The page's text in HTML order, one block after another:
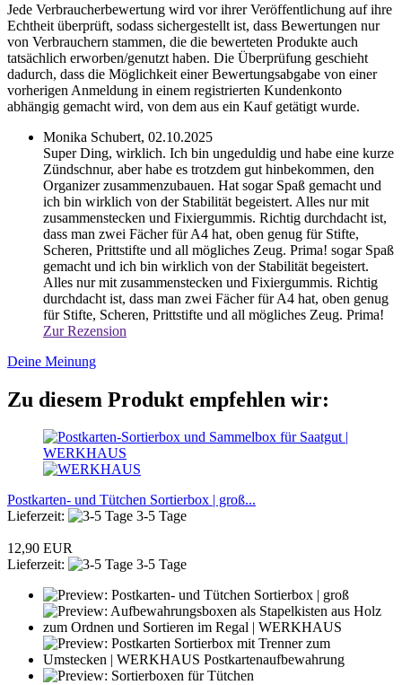
Jede Verbraucherbewertung wird vor ihrer Veröffentlichung auf ihre
Echtheit überprüft, sodass sichergestellt ist, dass Bewertungen nur
von Verbrauchern stammen, die die bewerteten Produkte auch
tatsächlich erworben/genutzt haben. Die Überprüfung geschieht
dadurch, dass die Möglichkeit einer Bewertungsabgabe von einer
vorherigen Anmeldung in einem registrierten Kundenkonto
abhängig gemacht wird, von dem aus ein Kauf getätigt wurde.
Monika Schubert, 02.10.2025
Super Ding, wirklich. Ich bin ungeduldig und habe eine kurze
Zündschnur, aber habe es trotzdem gut hinbekommen, den
Organizer zusammenzubauen. Hat sogar Spaß gemacht und
ich bin wirklich von der Stabilität begeistert. Alles nur mit
zusammenstecken und Fixiergummis. Richtig durchdacht ist,
dass man zwei Fächer für A4 hat, oben genug für Stifte,
Scheren, Prittstifte und all mögliches Zeug. Prima! sogar Spaß
gemacht und ich bin wirklich von der Stabilität begeistert.
Alles nur mit zusammenstecken und Fixiergummis. Richtig
durchdacht ist, dass man zwei Fächer für A4 hat, oben genug
für Stifte, Scheren, Prittstifte und all mögliches Zeug. Prima!
Zur Rezension
Deine Meinung
Zu diesem Produkt empfehlen wir:
Postkarten- und Tütchen Sortierbox | groß...
Lieferzeit:
3-5 Tage
12,90 EUR
Lieferzeit:
3-5 Tage